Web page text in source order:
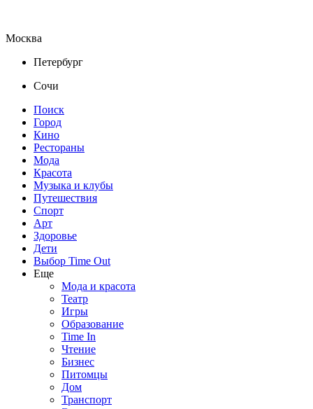
Москва
Петербург
Сочи
Поиск
Город
Кино
Рестораны
Мода
Красота
Музыка и клубы
Путешествия
Спорт
Арт
Здоровье
Дети
Выбор Time Out
Еще
Мода и красота
Театр
Игры
Образование
Time In
Чтение
Бизнес
Питомцы
Дом
Транспорт